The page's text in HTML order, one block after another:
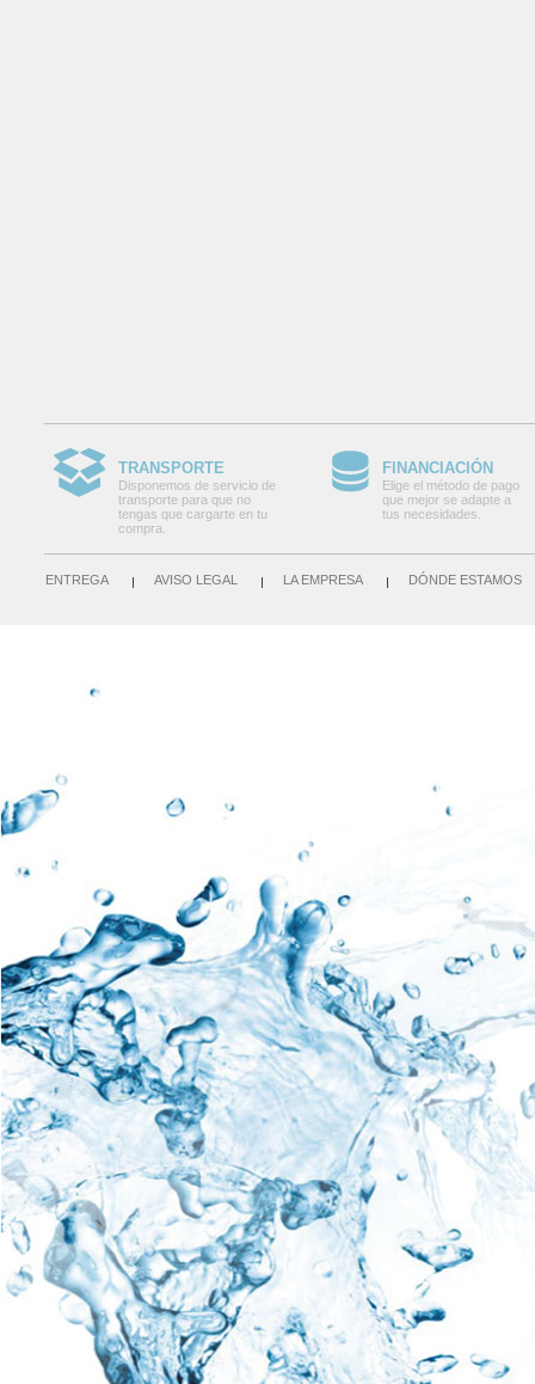
TRANSPORTE
Disponemos de servicio de
transporte para que no
tengas que cargarte en tu
compra.
FINANCIACIÓN
Elige el método de pago
que mejor se adapte a
tus necesidades.
ENTREGA AVISO LEGAL LA EMPRESA DÓNDE ESTAMOS